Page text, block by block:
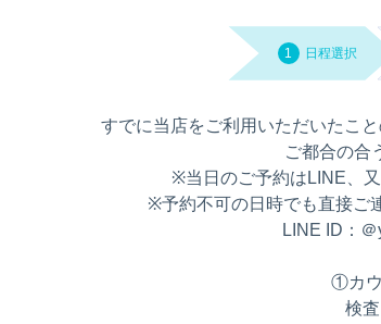
1 日程選択
すでに当店をご利用いただいたこ
ご都合の合
※当日のご予約はLINE、
※予約不可の日時でも直接ご
LINE ID：
①カウ
検査